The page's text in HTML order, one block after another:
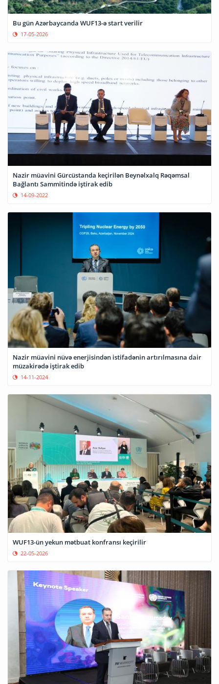
Bu gün Azərbaycanda WUF13-ə start verilir
17-05-2026
Nazir müavini Gürcüstanda keçirilən Beynəlxalq Rəqəmsal
Bağlantı Sammitində iştirak edib
14-09-2022
Nazir müavini nüvə enerjisindən istifadənin artırılmasına dair
müzakirədə iştirak edib
14-11-2024
WUF13-ün yekun mətbuat konfransı keçirilir
22-05-2026